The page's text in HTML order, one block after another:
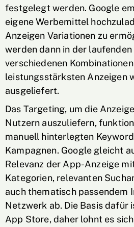
festgelegt werden. Google
eigene Werbemittel
Anzeigen Variationen zu
werden dann in der
verschiedenen
leistungsstärksten Anzeigen
ausgeliefert.
Das Targeting, um die
Nutzern auszuliefern,
manuell hinterlegten
Kampagnen. Google gleicht
Relevanz der App-Anzeige
Kategorien, relevanten
auch thematisch passendem
Netzwerk ab. Die Basis dafür
App Store, daher lohnt es